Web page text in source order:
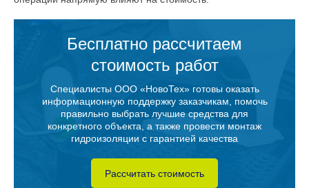
Бесплатно рассчитаем
стоимость работ
Специалисты ООО «НовоТех» готовы оказать
информационную поддержку заказчикам, помочь
правильно выбрать лучшие средства для
конкретного объекта, а также провести монтаж
гидроизоляции с гарантией качества
Рассчитать стоимость